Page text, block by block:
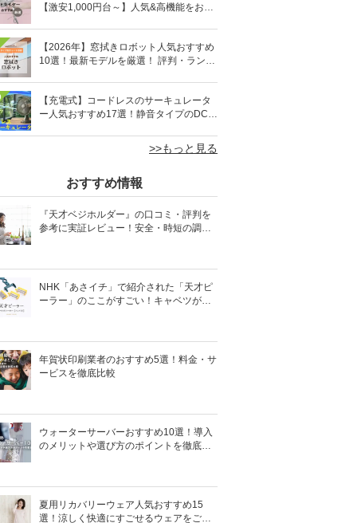
【激安1,000円台～】人気&高機能をお得
【2026年】窓拭きロボット人気おすすめ
10選！最新モデルを厳選！ 評判・ランキ
【充電式】コードレスのサーキュレータ
ー人気おすすめ17選！静音タイプのDCモ
>>もっと見る
おすすめ情報
『天才ベジホルダー』の口コミ・評判を
参考に実証レビュー！安全・時短の調理
NHK「あさイチ」で紹介された「天才ピ
ーラー」のここがすごい！キャベツがほ
年賀状印刷業者のおすすめ5選！料金・サ
ービスを徹底比較
ウォーターサーバーおすすめ10選！導入
のメリットや選び方のポイントを徹底解
夏用リカバリーウェア人気おすすめ15
選！涼しく快適にすごせるウェアをご紹